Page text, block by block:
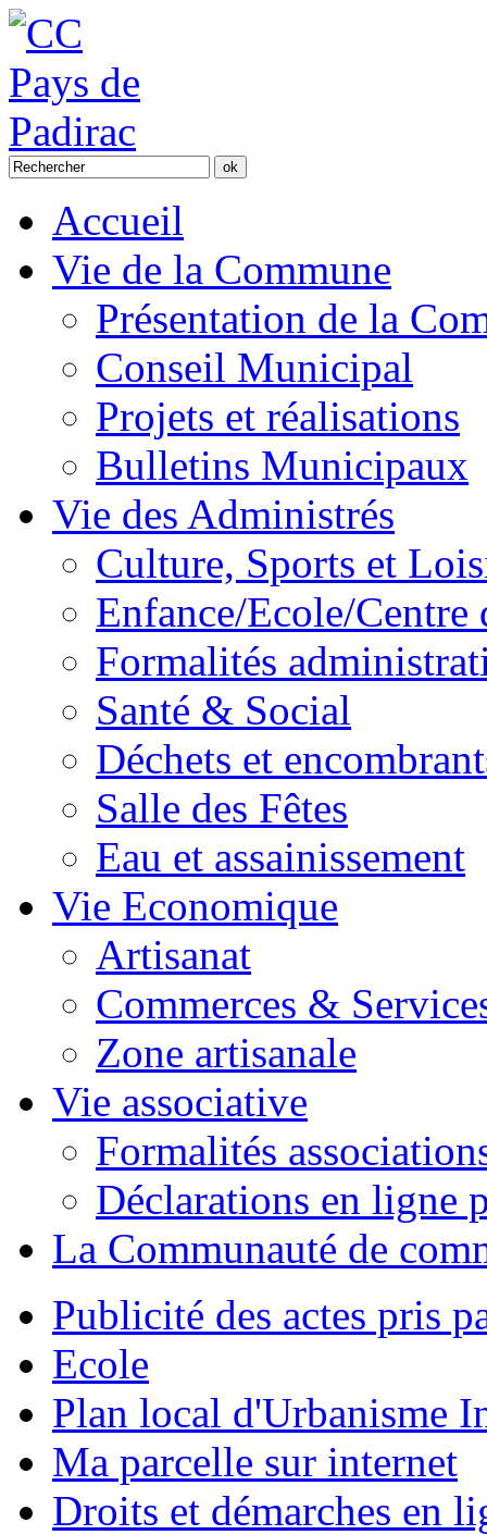
Accueil
Vie de la Commune
Présentation de la
Conseil Municipal
Projets et réalisations
Bulletins Municipaux
Vie des Administrés
Culture, Sports et
Enfance/Ecole/Centre
Formalités
Santé & Social
Déchets et
Salle des Fêtes
Eau et assainissement
Vie Economique
Artisanat
Commerces &
Zone artisanale
Vie associative
Formalités
Déclarations en ligne
La Communauté de
Publicité des actes pris
Ecole
Plan local d'Urbanisme
Ma parcelle sur internet
Droits et démarches en